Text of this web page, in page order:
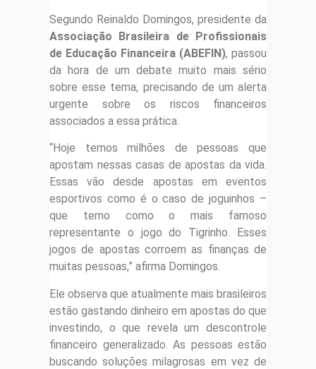
Segundo Reinaldo Domingos, presidente da
Associação Brasileira de Profissionais
de Educação Financeira (ABEFIN), passou
da hora de um debate muito mais sério
sobre esse tema, precisando de um alerta
urgente sobre os riscos financeiros
associados a essa prática.
“Hoje temos milhões de pessoas que
apostam nessas casas de apostas da vida.
Essas vão desde apostas em eventos
esportivos como é o caso de joguinhos –
que temo como o mais famoso
representante o jogo do Tigrinho. Esses
jogos de apostas corroem as finanças de
muitas pessoas,” afirma Domingos.
Ele observa que atualmente mais brasileiros
estão gastando dinheiro em apostas do que
investindo, o que revela um descontrole
financeiro generalizado. As pessoas estão
buscando soluções milagrosas em vez de